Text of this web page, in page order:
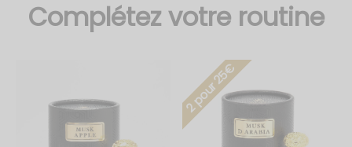
Complétez votre routine
2 pour 25€